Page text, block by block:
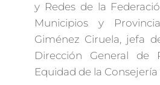
y Redes de la
Municipios y
Giménez Ciruela, jefa
Dirección General de
Equidad de la